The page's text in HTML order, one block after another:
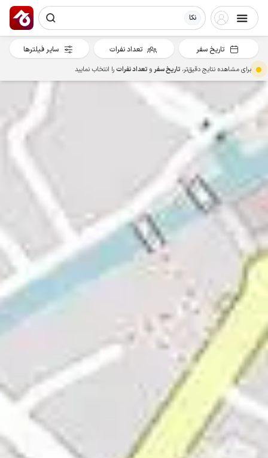
نکا
تاریخ سفر تعداد نفرات سایر فیلترها
برای مشاهده نتایج دقیق‌تر، تاریخ سفرو تعداد نفراترا انتخاب نمایید